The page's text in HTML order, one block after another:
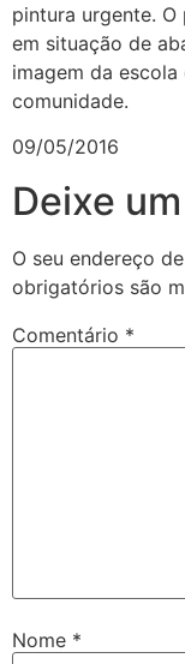
pintura urgente.
em situação de
imagem da
comunidade.
09/05/2016
Deixe
O seu endereço
obrigatórios são
Comentário *
Nome *